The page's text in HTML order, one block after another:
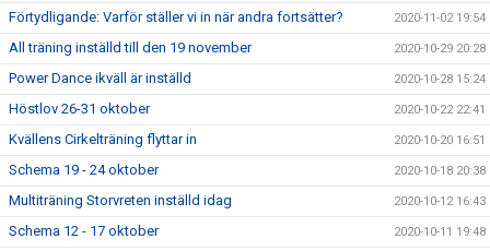
Förtydligande: Varför ställer vi in när andra fortsätter? 2020-11-02 19:54
All träning inställd till den 19 november 2020-10-29 20:28
Power Dance ikväll är inställd 2020-10-28 15:24
Höstlov 26-31 oktober 2020-10-22 22:41
Kvällens Cirkelträning flyttar in 2020-10-20 16:51
Schema 19 - 24 oktober 2020-10-18 20:38
Multiträning Storvreten inställd idag 2020-10-12 16:43
Schema 12 - 17 oktober 2020-10-11 19:48